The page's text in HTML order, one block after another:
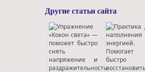
Другие статьи сайта